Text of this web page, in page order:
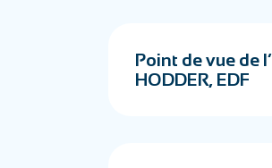
Point de vue de
HODDER, EDF